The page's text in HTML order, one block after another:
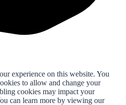
experience on this website. You
to allow and change your
cookies may impact your
can learn more by viewing our